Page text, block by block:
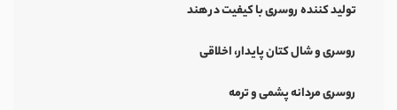
تولید کننده روسری با کیفیت در هند
روسری و شال کتان پایدار، اخلاقی
روسری مردانه پشمی و ترمه